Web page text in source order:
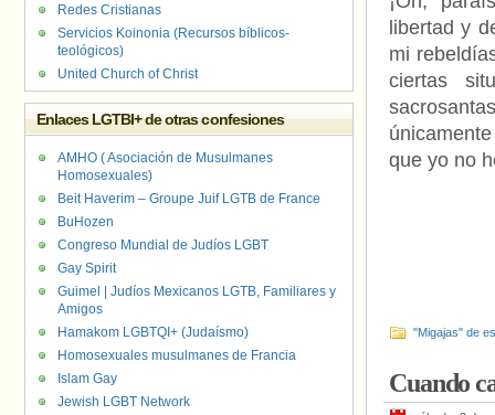
libertad y
mi
ciertas
que yo no
"Migajas" de
Cuando
Redes Cristianas
Servicios Koinonia (Recursos bíblicos-
teológicos)
United Church of Christ
Enlaces LGTBI+ de otras confesiones
AMHO ( Asociación de Musulmanes
Homosexuales)
Beit Haverim – Groupe Juif LGTB de France
BuHozen
Congreso Mundial de Judíos LGBT
Gay Spirit
Guimel | Judíos Mexicanos LGTB, Familiares y
Amigos
Hamakom LGBTQI+ (Judaísmo)
Homosexuales musulmanes de Francia
Islam Gay
Jewish LGBT Network